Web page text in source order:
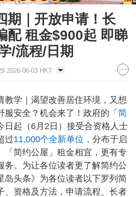
期｜开放申请！长
配 租金$900起 即睇
/流程/日期
2026-06-03 HKT
教学｜渴望改善居住环境，又想
服安全？机会来了！政府的「 简
日起（6月2日）接受合资格人士
过11,000个全新单位 ，分布于启
「简约公屋」租金相宜，更有专
务。为让各位读者更了解简约公
岛头条》为各位读者以下罗列简
、资格及方法，申请流程、长者